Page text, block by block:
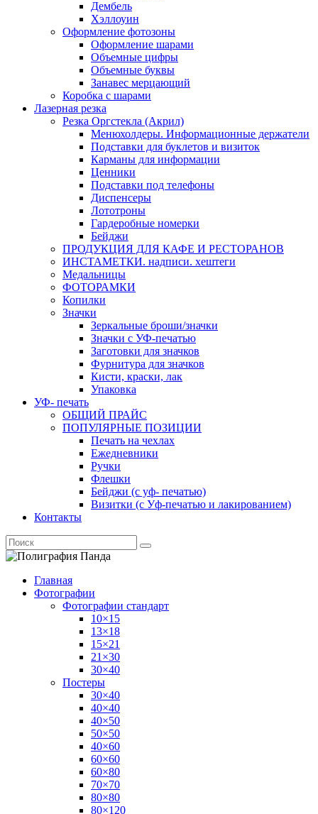
Дембель
Хэллоуин
Оформление фотозоны
Оформление шарами
Объемные цифры
Объемные буквы
Занавес мерцающий
Коробка с шарами
Лазерная резка
Резка Оргстекла (Акрил)
Менюхолдеры. Информационные держатели
Подставки для буклетов и визиток
Карманы для информации
Ценники
Подставки под телефоны
Диспенсеры
Лототроны
Гардеробные номерки
Бейджи
ПРОДУКЦИЯ ДЛЯ КАФЕ И РЕСТОРАНОВ
ИНСТАМЕТКИ. надписи. хештеги
Медальницы
ФОТОРАМКИ
Копилки
Значки
Зеркальные броши/значки
Значки с УФ-печатью
Заготовки для значков
Фурнитура для значков
Кисти, краски, лак
Упаковка
УФ- печать
ОБЩИЙ ПРАЙС
ПОПУЛЯРНЫЕ ПОЗИЦИИ
Печать на чехлах
Ежедневники
Ручки
Флешки
Бейджи (с уф- печатью)
Визитки (с Уф-печатью и лакированием)
Контакты
Главная
Фотографии
Фотографии стандарт
10×15
13×18
15×21
21×30
30×40
Постеры
30×40
40×40
40×50
50×50
40×60
60×60
60×80
70×70
80×80
80×120